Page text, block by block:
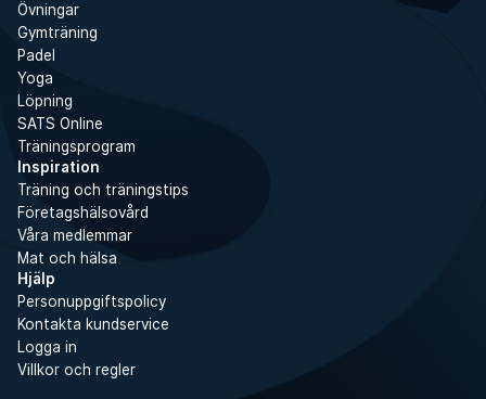
Övningar
Gymträning
Padel
Yoga
Löpning
SATS Online
Träningsprogram
Inspiration
Träning och träningstips
Företagshälsovård
Våra medlemmar
Mat och hälsa
Hjälp
Personuppgiftspolicy
Kontakta kundservice
Logga in
Villkor och regler